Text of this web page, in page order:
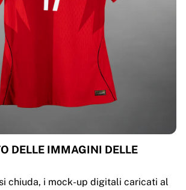
DELLE IMMAGINI DELLE
si chiuda, i mock-up digitali caricati al